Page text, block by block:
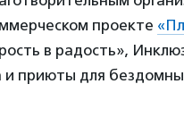
проекте
в радость»,
и приюты для